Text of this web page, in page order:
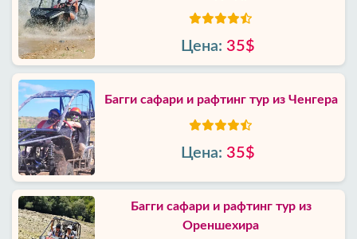
Цена: 35$
Багги сафари и рафтинг тур из Ченгера
Цена: 35$
Багги сафари и рафтинг тур из
Ореншехира